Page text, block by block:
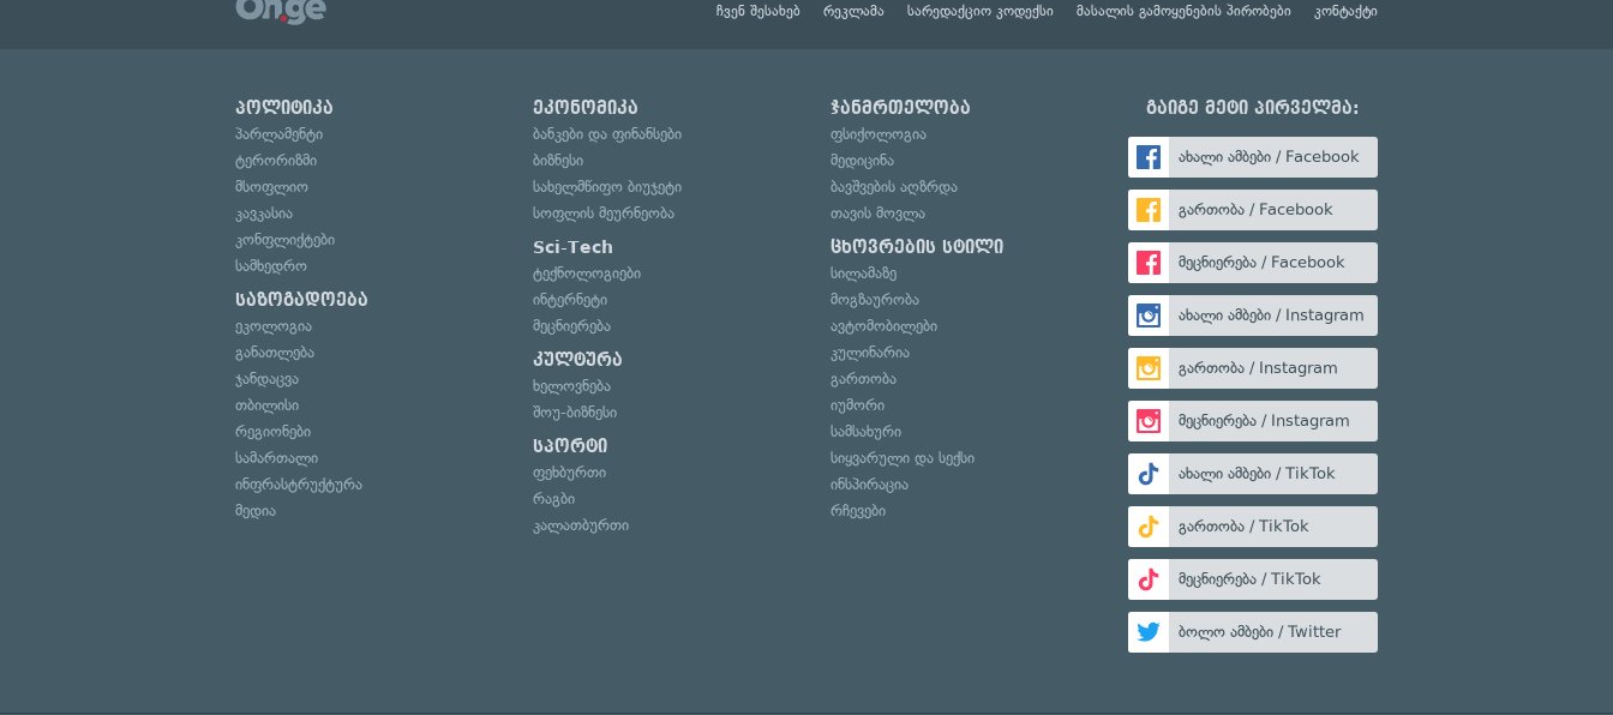
ჩვენ შესახებ რეკლამა სარედაქციო კოდექსი მასალის გამოყენების პირობები კონტაქტი
პოლიტიკა
პარლამენტი
ტერორიზმი
მსოფლიო
კავკასია
კონფლიქტები
სამხედრო
საზოგადოება
ეკოლოგია
განათლება
ჯანდაცვა
თბილისი
რეგიონები
სამართალი
ინფრასტრუქტურა
მედია
ეკონომიკა
ბანკები და ფინანსები
ბიზნესი
სახელმწიფო ბიუჯეტი
სოფლის მეურნეობა
Sci-Tech
ტექნოლოგიები
ინტერნეტი
მეცნიერება
კულტურა
ხელოვნება
შოუ-ბიზნესი
სპორტი
ფეხბურთი
რაგბი
კალათბურთი
ჯანმრთელობა
ფსიქოლოგია
მედიცინა
ბავშვების აღზრდა
თავის მოვლა
ცხოვრების სტილი
სილამაზე
მოგზაურობა
ავტომობილები
კულინარია
გართობა
იუმორი
სამსახური
სიყვარული და სექსი
ინსპირაცია
რჩევები
გაიგე მეტი პირველმა:
ახალი ამბები / Facebook
გართობა / Facebook
მეცნიერება / Facebook
ახალი ამბები / Instagram
გართობა / Instagram
მეცნიერება / Instagram
ახალი ამბები / TikTok
გართობა / TikTok
მეცნიერება / TikTok
ბოლო ამბები / Twitter